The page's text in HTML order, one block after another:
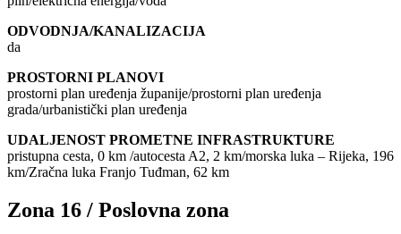
ODVODNJA/KANALIZACIJA
da
PROSTORNI PLANOVI
prostorni plan uređenja županije/prostorni plan uređenja
grada/urbanistički plan uređenja
UDALJENOST PROMETNE INFRASTRUKTURE
pristupna cesta, 0 km /autocesta A2, 2 km/morska luka – Rijeka, 196
km/Zračna luka Franjo Tuđman, 62 km
Zona 16 / Poslovna zona